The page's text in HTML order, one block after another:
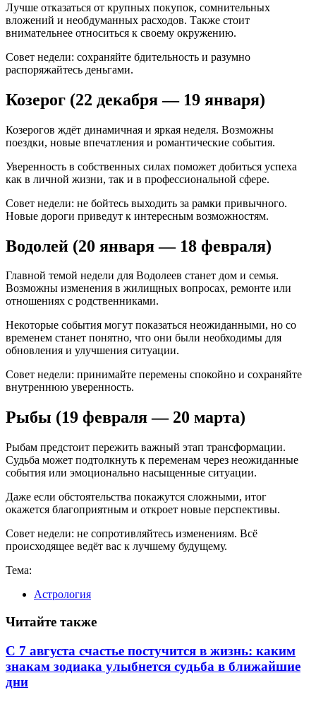
Лучше отказаться от крупных покупок, сомнительных
вложений и необдуманных расходов. Также стоит
внимательнее относиться к своему окружению.
Совет недели: сохраняйте бдительность и разумно
распоряжайтесь деньгами.
Козерог (22 декабря — 19 января)
Козерогов ждёт динамичная и яркая неделя. Возможны
поездки, новые впечатления и романтические события.
Уверенность в собственных силах поможет добиться успеха
как в личной жизни, так и в профессиональной сфере.
Совет недели: не бойтесь выходить за рамки привычного.
Новые дороги приведут к интересным возможностям.
Водолей (20 января — 18 февраля)
Главной темой недели для Водолеев станет дом и семья.
Возможны изменения в жилищных вопросах, ремонте или
отношениях с родственниками.
Некоторые события могут показаться неожиданными, но со
временем станет понятно, что они были необходимы для
обновления и улучшения ситуации.
Совет недели: принимайте перемены спокойно и сохраняйте
внутреннюю уверенность.
Рыбы (19 февраля — 20 марта)
Рыбам предстоит пережить важный этап трансформации.
Судьба может подтолкнуть к переменам через неожиданные
события или эмоционально насыщенные ситуации.
Даже если обстоятельства покажутся сложными, итог
окажется благоприятным и откроет новые перспективы.
Совет недели: не сопротивляйтесь изменениям. Всё
происходящее ведёт вас к лучшему будущему.
Тема:
Астрология
Читайте также
С 7 августа счастье постучится в жизнь: каким
знакам зодиака улыбнется судьба в ближайшие
дни